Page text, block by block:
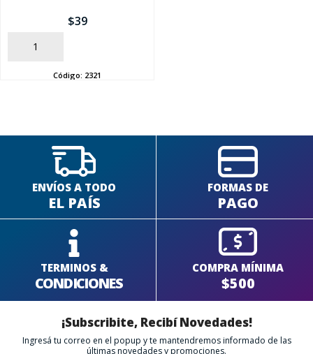
$39
AÑADIR
Código: 2321
ENVÍOS A TODO
EL PAÍS
FORMAS DE
PAGO
TERMINOS &
CONDICIONES
COMPRA MÍNIMA
$500
¡Subscribite, Recibí Novedades!
Ingresá tu correo en el popup y te mantendremos informado de las
últimas novedades y promociones.